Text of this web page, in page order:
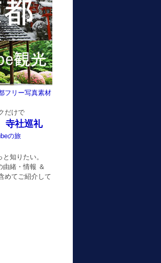
フリー写真素材
だけで
社巡礼
の旅
知りたい。
由緒・情報 ＆
めてご紹介して